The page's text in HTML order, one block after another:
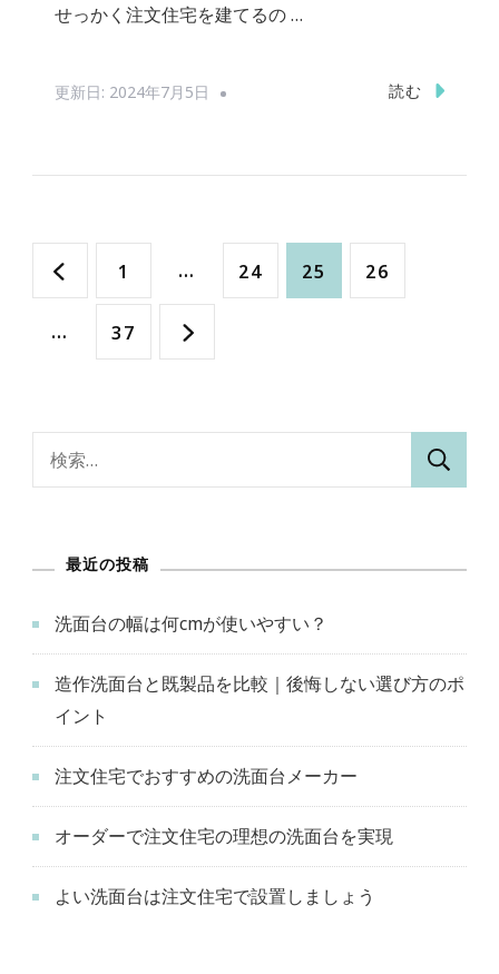
せっかく注文住宅を建てるの …
更新日: 2024年7月5日 読む
投
稿
ペ
ー
ジ
り
固
定
ー
ジ
1 … 固
ー
ジ
24 固
ー
ジ
25 固
ー
ジ
26
… 固
ジ
37
最近の投稿
洗面台の幅は何cmが使いやすい？
造作洗面台と既製品を比較｜後悔しない選び方のポ
イント
注文住宅でおすすめの洗面台メーカー
オーダーで注文住宅の理想の洗面台を実現
よい洗面台は注文住宅で設置しましょう